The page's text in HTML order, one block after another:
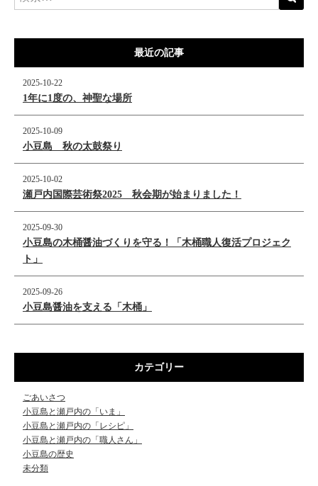
最近の記事
2025-10-22
1年に1度の、神聖な場所
2025-10-09
小豆島 秋の太鼓祭り
2025-10-02
瀬戸内国際芸術祭2025 秋会期が始まりました！
2025-09-30
小豆島の木桶醤油づくりを守る！「木桶職人復活プロジェク
ト」
2025-09-26
小豆島醤油を支える「木桶」
カテゴリー
ごあいさつ
小豆島と瀬戸内の「いま」
小豆島と瀬戸内の「レシピ」
小豆島と瀬戸内の「職人さん」
小豆島の歴史
未分類